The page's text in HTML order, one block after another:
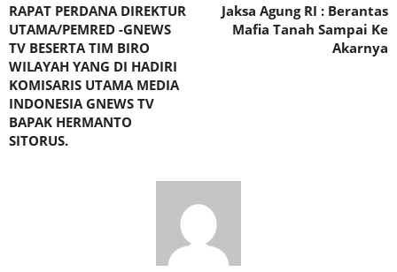
RAPAT PERDANA DIREKTUR
UTAMA/PEMRED -GNEWS
TV BESERTA TIM BIRO
WILAYAH YANG DI HADIRI
KOMISARIS UTAMA MEDIA
INDONESIA GNEWS TV
BAPAK HERMANTO
SITORUS.
Jaksa Agung RI : Berantas
Mafia Tanah Sampai Ke
Akarnya